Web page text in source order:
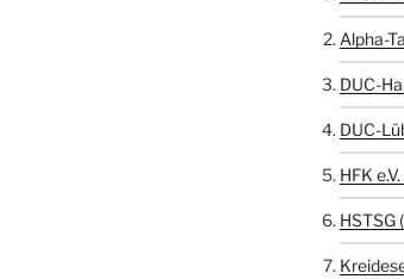
Alpha-
DUC-
DUC-
HFK
HSTSG